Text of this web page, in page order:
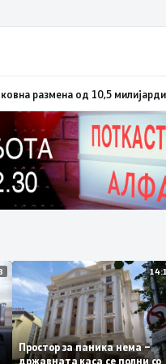
помалку13:12 Просекот од
Простор за паника нема –
државната каса се полни